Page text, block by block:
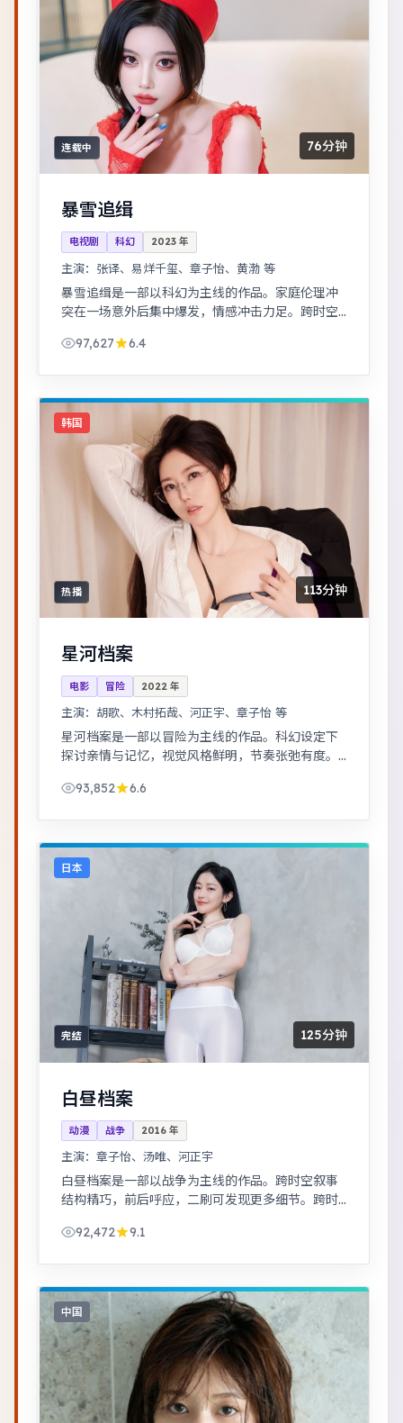
连载中 76分钟
暴雪追缉
电视剧 科幻 2023 年
主演： 张译、易烊千玺、章子怡、黄渤 等
暴雪追缉是一部以科幻为主线的作品。家庭伦理冲
突在一场意外后集中爆发，情感冲击力足。跨时空
97,627
6.4
韩国
热播 113分钟
星河档案
电影 冒险 2022 年
主演： 胡歌、木村拓哉、河正宇、章子怡 等
星河档案是一部以冒险为主线的作品。科幻设定下
探讨亲情与记忆，视觉风格鲜明，节奏张弛有度。
93,852
6.6
日本
完结 125分钟
白昼档案
动漫 战争 2016 年
主演： 章子怡、汤唯、河正宇
白昼档案是一部以战争为主线的作品。跨时空叙事
结构精巧，前后呼应，二刷可发现更多细节。跨时
节。92,472 9.1
中国